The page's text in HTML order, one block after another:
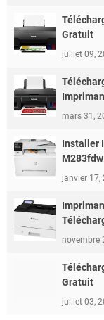
Gratuit
juillet 09,
mars 31,
Installer
janvier 17,
novembre
Gratuit
juillet 03,